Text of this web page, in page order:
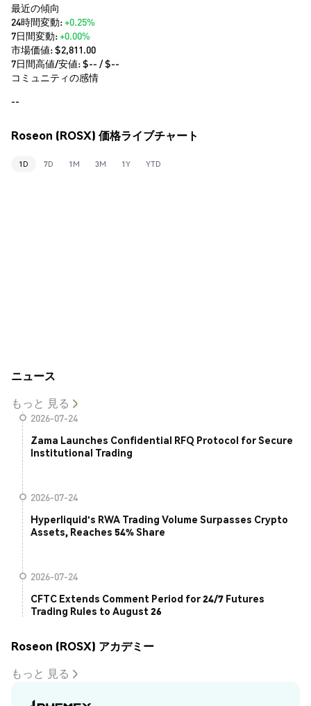
最近の傾向
24時間変動:+0.25%
7日間変動:+0.00%
市場価値:$2,811.00
7日間高値/安値: $-- / $--
コミュニティの感情
--
Roseon (ROSX) 価格ライブチャート
1D 7D 1M 3M 1Y YTD
ニュース
もっと 見る
2026-07-24
Zama Launches Confidential RFQ Protocol for Secure
Institutional Trading
2026-07-24
Hyperliquid's RWA Trading Volume Surpasses Crypto
Assets, Reaches 54% Share
2026-07-24
CFTC Extends Comment Period for 24/7 Futures
Trading Rules to August 26
Roseon (ROSX) アカデミー
もっと 見る